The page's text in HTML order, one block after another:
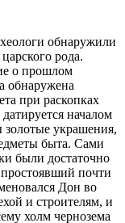
обнаружили
рода.
о прошлом
обнаружена
при раскопках
началом
золотые украшения,
быта. Сами
были достаточно
почти
Дон во
и строителям, и
холм чернозема